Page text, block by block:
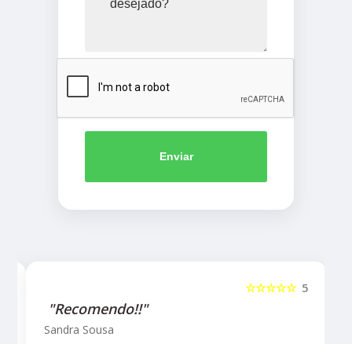
Enviar
5
☆☆☆☆☆
"Recomendo!!"
Sandra Sousa